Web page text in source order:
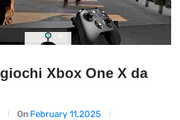
Xbox One X da
On February 11,2025